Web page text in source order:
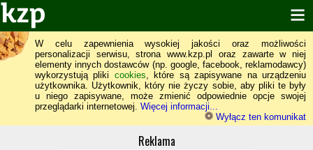
W celu zapewnienia wysokiej jakości oraz możliwości
personalizacji serwisu, strona www.kzp.pl oraz zawarte w niej
elementy innych dostawców (np. google, facebook, reklamodawcy)
wykorzystują pliki cookies, które są zapisywane na urządzeniu
użytkownika. Użytkownik, który nie życzy sobie, aby pliki te były
u niego zapisywane, może zmienić odpowiednie opcje swojej
przeglądarki internetowej. Więcej informacji...
Wyłącz ten komunikat
Reklama